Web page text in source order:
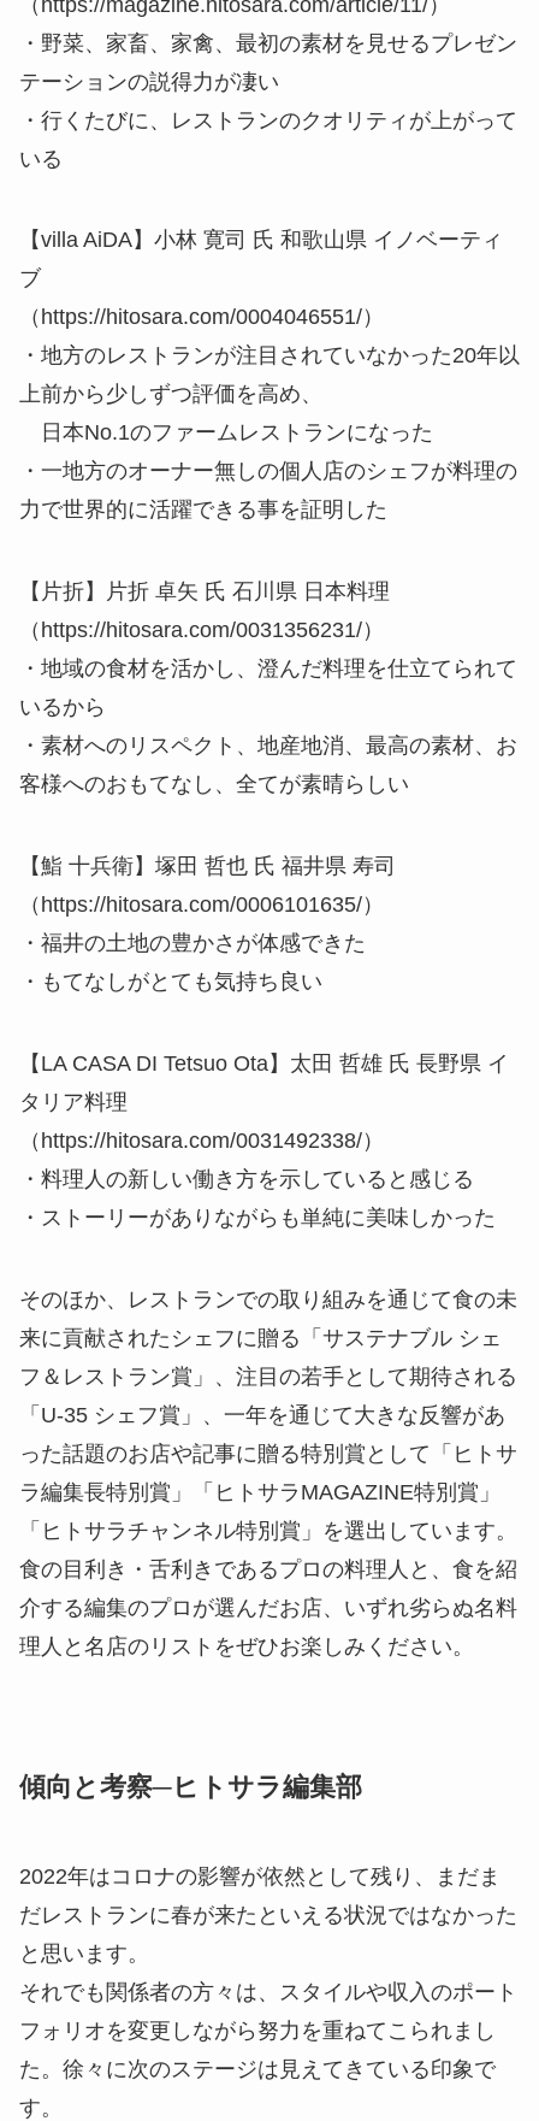
・野菜、家畜、家禽、最初の素材を見せるプレゼン
テーションの説得力が凄い
・行くたびに、レストランのクオリティが上がって
いる
【villa AiDA】小林 寛司 氏 和歌山県 イノベーティ
ブ
（https://hitosara.com/0004046551/）
・地方のレストランが注目されていなかった20年以
上前から少しずつ評価を高め、
日本No.1のファームレストランになった
・一地方のオーナー無しの個人店のシェフが料理の
力で世界的に活躍できる事を証明した
【片折】片折 卓矢 氏 石川県 日本料理
（https://hitosara.com/0031356231/）
・地域の食材を活かし、澄んだ料理を仕立てられて
いるから
・素材へのリスペクト、地産地消、最高の素材、お
客様へのおもてなし、全てが素晴らしい
【鮨 十兵衛】塚田 哲也 氏 福井県 寿司
（https://hitosara.com/0006101635/）
・福井の土地の豊かさが体感できた
・もてなしがとても気持ち良い
【LA CASA DI Tetsuo Ota】太田 哲雄 氏 長野県 イ
タリア料理
（https://hitosara.com/0031492338/）
・料理人の新しい働き方を示していると感じる
・ストーリーがありながらも単純に美味しかった
そのほか、レストランでの取り組みを通じて食の未
来に貢献されたシェフに贈る「サステナブル シェ
フ＆レストラン賞」、注目の若手として期待される
「U-35 シェフ賞」、一年を通じて大きな反響があ
った話題のお店や記事に贈る特別賞として「ヒトサ
ラ編集長特別賞」「ヒトサラMAGAZINE特別賞」
「ヒトサラチャンネル特別賞」を選出しています。
食の目利き・舌利きであるプロの料理人と、食を紹
介する編集のプロが選んだお店、いずれ劣らぬ名料
理人と名店のリストをぜひお楽しみください。
傾向と考察─ヒトサラ編集部
2022年はコロナの影響が依然として残り、まだま
だレストランに春が来たといえる状況ではなかった
と思います。
それでも関係者の方々は、スタイルや収入のポート
フォリオを変更しながら努力を重ねてこられまし
た。徐々に次のステージは見えてきている印象で
す。